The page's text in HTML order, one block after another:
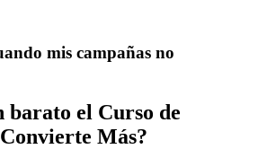
mis campañas no
barato el Curso de
Más?